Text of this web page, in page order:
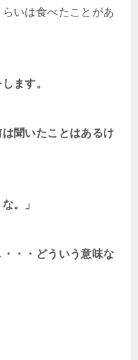
いは食べたことがあ
ます。
は聞いたことはあるけ
。」
・・・どういう意味な